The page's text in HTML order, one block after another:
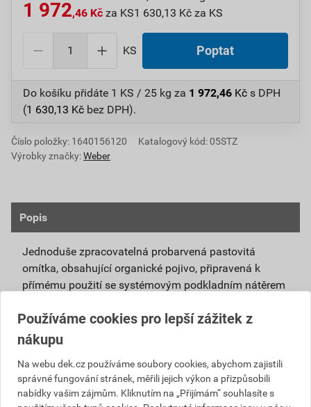
1 972,46 Kč za KS1 630,13 Kč za KS
KS Poptat
Do košíku přidáte 1 KS / 25 kg za 1 972,46 Kč s DPH
(1 630,13 Kč bez DPH).
Číslo položky: 1640156120
Katalogový kód: 05STZ
Výrobky značky:Weber
Popis
Jednoduše zpracovatelná probarvená pastovitá
omítka, obsahující organické pojivo, připravená k
přímému použití se systémovým podkladním nátěrem
Vlivem ochlazování vnějšího souvrství
zateplovacích systémů v nočních hodinách,
dochází ke kondenzaci vody na povrchu, která
vytváří živnou půdu pro růst nevzhledných řas.
Povrch omítky weberpas aquaBalance dokáže
Používáme cookies pro lepší zážitek z
nákupu
Na webu dek.cz používáme soubory cookies, abychom zajistili
správné fungování stránek, měřili jejich výkon a přizpůsobili
nabídky vašim zájmům. Kliknutím na „Přijímám“ souhlasíte s